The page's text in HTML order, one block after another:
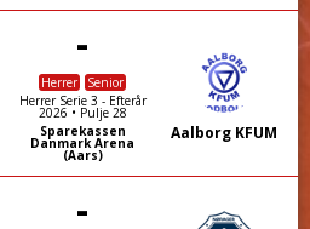
-
Herrer
Senior
Herrer Serie 3 - Efterår
2026 • Pulje 28
Sparekassen
Danmark Arena
(Aars)
Aalborg KFUM
-